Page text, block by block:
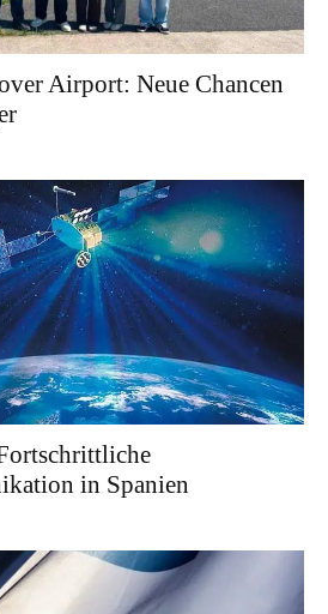
Airport: Neue Chancen
in Spanien